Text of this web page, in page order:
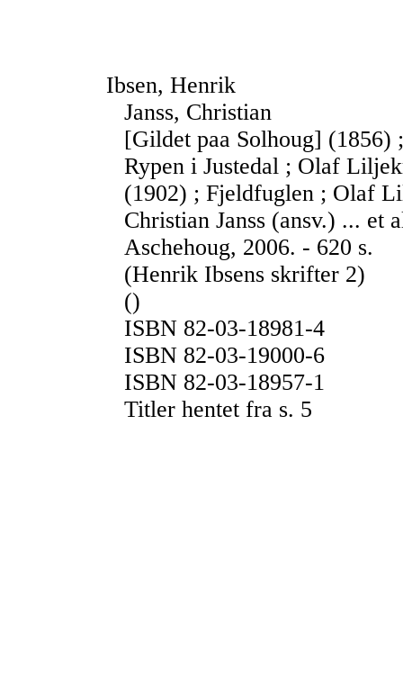
Ibsen, Henrik
Janss, Christian
[Gildet paa Solhoug] (1856)
Rypen i Justedal ; Olaf
(1902) ; Fjeldfuglen ; Olaf
Christian Janss (ansv.) ... et
Aschehoug, 2006. - 620 s.
(Henrik Ibsens skrifter 2)
()
ISBN 82-03-18981-4
ISBN 82-03-19000-6
ISBN 82-03-18957-1
Titler hentet fra s. 5